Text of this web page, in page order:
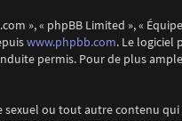
», « phpBB Limited », «
www.phpbb.com. Le logiciel
permis. Pour de plus
ou tout autre contenu